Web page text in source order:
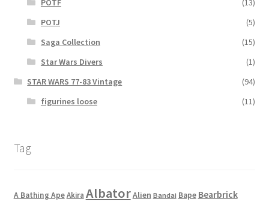
POTF
(13)
POTJ
(5)
Saga Collection
(15)
Star Wars Divers
(1)
STAR WARS 77-83 Vintage
(94)
figurines loose
(11)
Tag
A Bathing Ape Akira AlbatorAlien Bandai Bape Bearbrick